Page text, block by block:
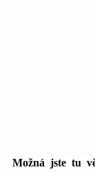
Možná jste tu